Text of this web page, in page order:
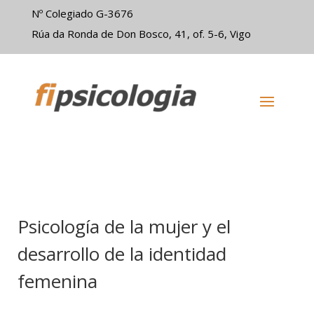
Nº Colegiado G-3676
Rúa da Ronda de Don Bosco, 41, of. 5-6, Vigo
Psicología de la mujer y el
desarrollo de la identidad
femenina